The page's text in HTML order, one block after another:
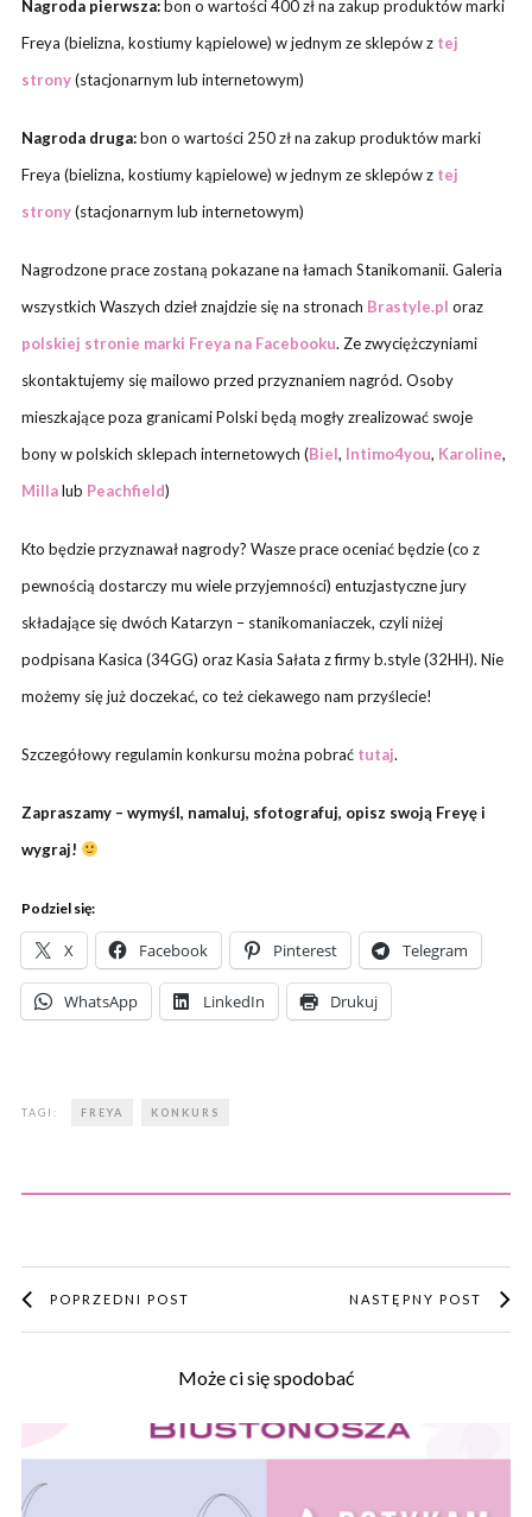
Nagroda pierwsza:bon o wartości 400 zł na zakup produktów marki
Freya (bielizna, kostiumy kąpielowe) w jednym ze sklepów z tej
strony(stacjonarnym lub internetowym)
Nagroda druga:bon o wartości 250 zł na zakup produktów marki
Freya (bielizna, kostiumy kąpielowe) w jednym ze sklepów z tej
strony(stacjonarnym lub internetowym)
Nagrodzone prace zostaną pokazane na łamach Stanikomanii. Galeria
wszystkich Waszych dzieł znajdzie się na stronach Brastyle.pl oraz
polskiej stronie marki Freya na Facebooku. Ze zwyciężczyniami
skontaktujemy się mailowo przed przyznaniem nagród. Osoby
mieszkające poza granicami Polski będą mogły zrealizować swoje
bony w polskich sklepach internetowych (Biel, Intimo4you, Karoline,
Millalub Peachfield)
Kto będzie przyznawał nagrody? Wasze prace oceniać będzie (co z
pewnością dostarczy mu wiele przyjemności) entuzjastyczne jury
składające się dwóch Katarzyn – stanikomaniaczek, czyli niżej
podpisana Kasica (34GG) oraz Kasia Sałata z firmyb.style (32HH). Nie
możemy się już doczekać, co też ciekawego nam przyślecie!
Szczegółowy regulamin konkursu można pobrać tutaj.
Zapraszamy – wymyśl, namaluj, sfotografuj, opisz swoją Freyę i
wygraj!
Podziel się:
X Facebook Pinterest Telegram
WhatsApp LinkedIn Drukuj
TAGI: FREYA KONKURS
POPRZEDNI POST NASTĘPNY POST
Może ci się spodobać